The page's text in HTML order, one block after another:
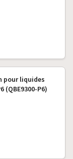
pour liquides
(QBE9300-P6)